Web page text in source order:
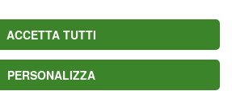
ACCETTA TUTTI
PERSONALIZZA